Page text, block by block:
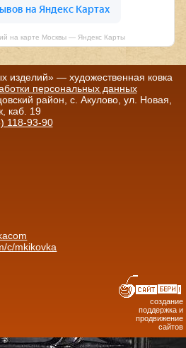
на карте Москвы — Яндекс Карты
— художественная ковка
персональных данных
район, с. Акулово, ул. Новая,
каб. 19
118-93-90
c/mkikovka
создание
поддержка и
продвижение
сайтов